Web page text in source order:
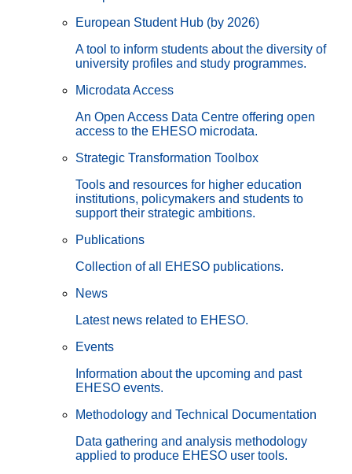
European Student Hub (by 2026)
A tool to inform students about the diversity of
university profiles and study programmes.
Microdata Access
An Open Access Data Centre offering open
access to the EHESO microdata.
Strategic Transformation Toolbox
Tools and resources for higher education
institutions, policymakers and students to
support their strategic ambitions.
Publications
Collection of all EHESO publications.
News
Latest news related to EHESO.
Events
Information about the upcoming and past
EHESO events.
Methodology and Technical Documentation
Data gathering and analysis methodology
applied to produce EHESO user tools.